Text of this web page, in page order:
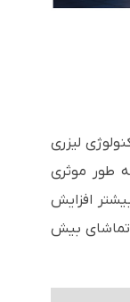
لیزری
طور موثری
ساعت یا بیشتر افزایش
تماشای بیش